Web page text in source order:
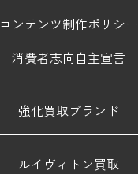
コンテンツ制作ポリシー
消費者志向自主宣言
強化買取ブランド
ルイヴィトン買取